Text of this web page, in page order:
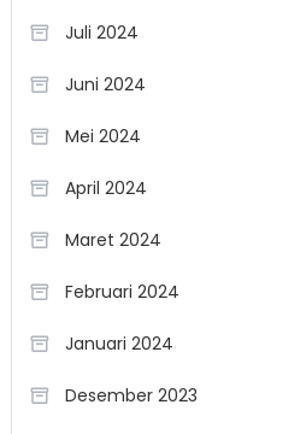
Juli 2024
Juni 2024
Mei 2024
April 2024
Maret 2024
Februari 2024
Januari 2024
Desember 2023